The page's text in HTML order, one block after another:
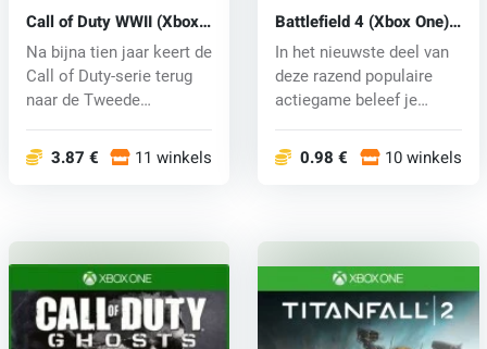
Call of Duty WWII (Xbox
One) key
Na bijna tien jaar keert de
Call of Duty-serie terug
naar de Tweede
3.87 € 11 winkels
Battlefield 4 (Xbox One)
key
In het nieuwste deel van
deze razend populaire
actiegame beleef je
0.98 € 10 winkels